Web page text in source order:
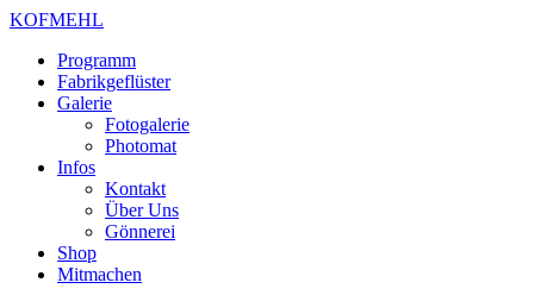
KOFMEHL
Programm
Fabrikgeflüster
Galerie
Fotogalerie
Photomat
Infos
Kontakt
Über Uns
Gönnerei
Shop
Mitmachen